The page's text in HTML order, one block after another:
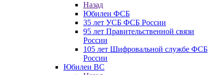
Назад
Юбилеи ФСБ
35 лет УСБ ФСБ России
95 лет Правительственной связи
России
105 лет Шифровальной службе ФСБ
России
Юбилеи ВС